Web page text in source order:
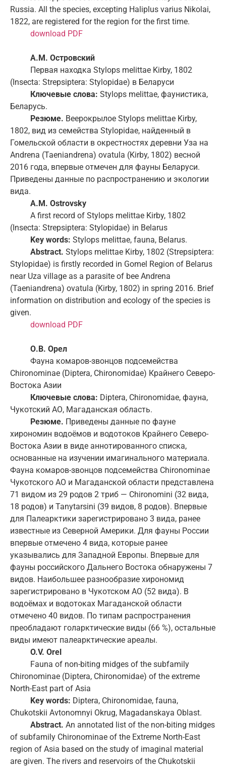
Russia. All the species, excepting Haliplus varius Nikolai,
1822, are registered for the region for the first time.
download PDF
А.М. Островский
Первая находка Stylops melittae Kirby, 1802
(Insecta: Strepsiptera: Stylopidae) в Беларуси
Ключевые слова: Stylops melittae, фаунистика,
Беларусь.
Резюме. Веерокрылое Stylops melittae Kirby,
1802, вид из семейства Stylopidae, найденный в
Гомельской области в окрестностях деревни Уза на
Andrena (Taeniandrena) ovatula (Kirby, 1802) весной
2016 года, впервые отмечен для фауны Беларуси.
Приведены данные по распространению и экологии
вида.
A.M. Ostrovsky
A first record of Stylops melittae Kirby, 1802
(Insecta: Strepsiptera: Stylopidae) in Belarus
Key words: Stylops melittae, fauna, Belarus.
Abstract. Stylops melittae Kirby, 1802 (Strepsiptera:
Stylopidae) is firstly recorded in Gomel Region of Belarus
near Uza village as a parasite of bee Andrena
(Taeniandrena) ovatula (Kirby, 1802) in spring 2016. Brief
information on distribution and ecology of the species is
given.
download PDF
О.В. Орел
Фауна комаров-звонцов подсемейства
Chironominae (Diptera, Chironomidae) Крайнего Северо-
Востока Азии
Ключевые слова: Diptera, Chironomidae, фауна,
Чукотский АО, Магаданская область.
Резюме. Приведены данные по фауне
хирономин водоёмов и водотоков Крайнего Северо-
Востока Азии в виде аннотированного списка,
основанные на изучении имагинального материала.
Фауна комаров-звонцов подсемейства Chironominae
Чукотского АО и Магаданской области представлена
71 видом из 29 родов 2 триб — Chironomini (32 вида,
18 родов) и Tanytarsini (39 видов, 8 родов). Впервые
для Палеарктики зарегистрировано 3 вида, ранее
известные из Северной Америки. Для фауны России
впервые отмечено 4 вида, которые ранее
указывались для Западной Европы. Впервые для
фауны российского Дальнего Востока обнаружены 7
видов. Наибольшее разнообразие хирономид
зарегистрировано в Чукотском АО (52 вида). В
водоёмах и водотоках Магаданской области
отмечено 40 видов. По типам распространения
преобладают голарктические виды (66 %), остальные
виды имеют палеарктические ареалы.
O.V. Orel
Fauna of non-biting midges of the subfamily
Chironominae (Diptera, Chironomidae) of the extreme
North-East part of Asia
Key words: Diptera, Chironomidae, fauna,
Chukotskii Avtonomnyi Okrug, Magadanskaya Oblast.
Abstract. An annotated list of the non-biting midges
of subfamily Chironominae of the Extreme North-East
region of Asia based on the study of imaginal material
are given. The rivers and reservoirs of the Chukotskii